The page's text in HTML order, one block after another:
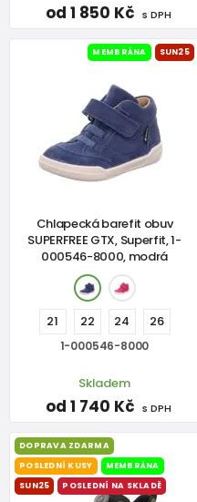
od 1 850 Kč s DPH
MEMBRÁNA SUN25
Chlapecká barefit obuv
SUPERFREE GTX, Superfit, 1-
000546-8000, modrá
21 22 24 26
1-000546-8000
Skladem
od 1 740 Kč s DPH
DOPRAVA ZDARMA
POSLEDNÍ KUSY
MEMBRÁNA
SUN25
POSLEDNÍ NA SKLADĚ